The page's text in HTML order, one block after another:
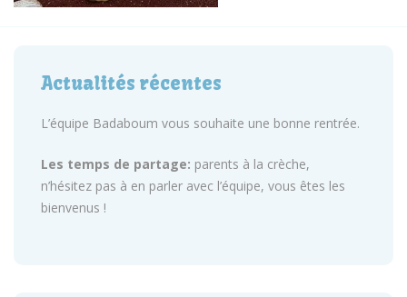
Actualités récentes
L’équipe Badaboum vous souhaite une bonne rentrée.
Les temps de partage: parents à la crèche,
n’hésitez pas à en parler avec l’équipe, vous êtes les
bienvenus !